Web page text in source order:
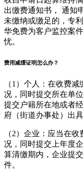
出缴费通知书， 通知
未缴纳或缴足的，专
华免费为客户监控案
忧。
费用减缓证明怎么办？
（1）个人：在收费
况，同时提交所在单
提交户籍所在地或者
府（街道办事处）出
（2）企业：应当在
况，同时提交上年度
算清缴期内，企业提
件。